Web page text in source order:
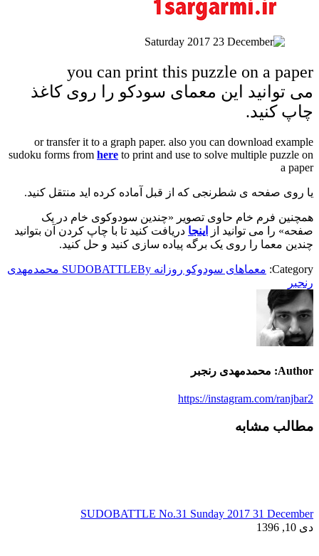
you can print this puzzle on a paper
می توانید این معمای سودکو را روی کاغذ
چاپ کنید.
or transfer it to a graph paper. also you can download example
sudoku forms from here to print and use to solve multiple puzzle on
a paper
یا روی صفحه ی شطرنجی که از قبل آماده کرده اید منتقل کنید.
همچنین فرم خام حاوی تصویر «چندین سودوکوی خام در یک
صفحه» را می توانید از
اینجا دریافت کنید تا با چاپ کردن آن بتوانید
چندین معما را روی یک برگه پیاده سازی کنید و حل کنید.
Category: معماهای سودوکو روزانه SUDOBATTLE By
محمدمهدی
رنجبر
Author: محمدمهدی رنجبر
https://instagram.com/ranjbar2
مطالب مشابه
SUDOBATTLE No.31 Sunday 2017 31 December
دی 10, 1396